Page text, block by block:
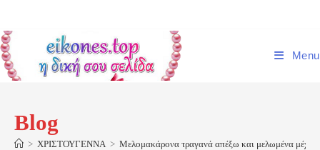
content
Menu
Blog
> ΧΡΙΣΤΟΥΓΕΝΝΑ > Μελομακάρονα τραγανά απέξω και μελωμένα